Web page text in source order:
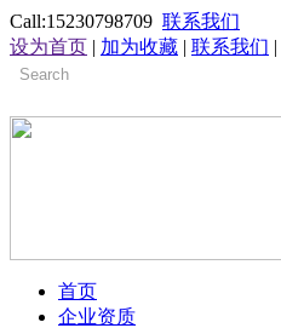
Call:15230798709 联系我们
设为首页 | 加为收藏 | 联系我们 |
首页
企业资质